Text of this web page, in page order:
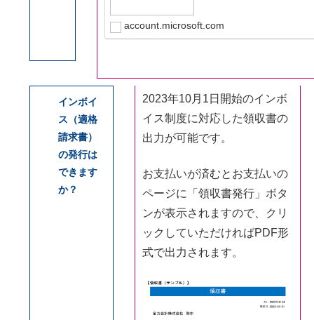
account.microsoft.com
インボイ
ス（適格
請求書）
の発行は
できます
か？
2023年10月1日開始のインボ
イス制度に対応した領収書の
出力が可能です。
お支払いが済むとお支払いの
ページに「領収書発行」ボタ
ンが表示されますので、クリ
ックしていただければPDF形
式で出力されます。